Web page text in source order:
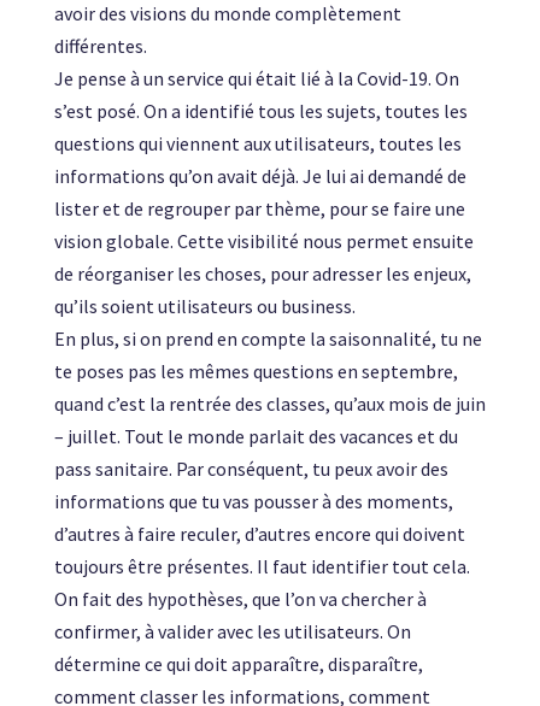
avoir des visions du monde complètement
différentes.
Je pense à un service qui était lié à la Covid-19. On
s’est posé. On a identifié tous les sujets, toutes les
questions qui viennent aux utilisateurs, toutes les
informations qu’on avait déjà. Je lui ai demandé de
lister et de regrouper par thème, pour se faire une
vision globale. Cette visibilité nous permet ensuite
de réorganiser les choses, pour adresser les enjeux,
qu’ils soient utilisateurs ou business.
En plus, si on prend en compte la saisonnalité, tu ne
te poses pas les mêmes questions en septembre,
quand c’est la rentrée des classes, qu’aux mois de juin
– juillet. Tout le monde parlait des vacances et du
pass sanitaire. Par conséquent, tu peux avoir des
informations que tu vas pousser à des moments,
d’autres à faire reculer, d’autres encore qui doivent
toujours être présentes. Il faut identifier tout cela.
On fait des hypothèses, que l’on va chercher à
confirmer, à valider avec les utilisateurs. On
détermine ce qui doit apparaître, disparaître,
comment classer les informations, comment